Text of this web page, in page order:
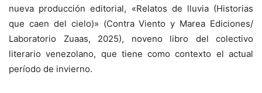
nueva producción editorial, «Relatos de lluvia (Historias
que caen del cielo)» (Contra Viento y Marea Ediciones/
Laboratorio Zuaas, 2025), noveno libro del colectivo
literario venezolano, que tiene como contexto el actual
período de invierno.